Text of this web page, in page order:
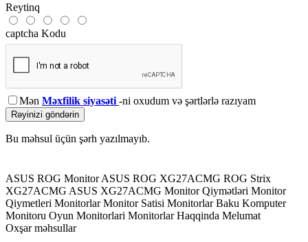
Reytinq
captcha Kodu
Mən Məxfilik siyasəti -ni oxudum və şərtlərlə razıyam
Rəyinizi göndərin
Bu məhsul üçün şərh yazılmayıb.
ASUS ROG Monitor ASUS ROG XG27ACMG ROG Strix
XG27ACMG ASUS XG27ACMG Monitor Qiymətləri Monitor
Qiymetleri Monitorlar Monitor Satisi Monitorlar Baku Komputer
Monitoru Oyun Monitorlari Monitorlar Haqqinda Melumat
Oxşar məhsullar